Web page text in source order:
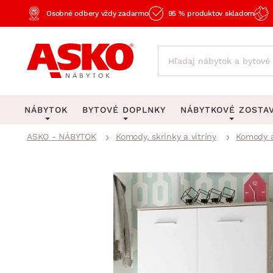
Osobné odbery vždy zadarmo 95 % produktov skladom
NÁBYTOK
Obývacia izba
Pracovňa a kancelária
BYTOVÉ DOPLNKY
Behúne a malé koberce Stropné osvetlenie
Lustre a závesné
NÁBYTKOVÉ
Spálňové
Kancelárske
Kuchynské
ASKO - NÁBYTOK Komody, skrinky a vitríny Komody